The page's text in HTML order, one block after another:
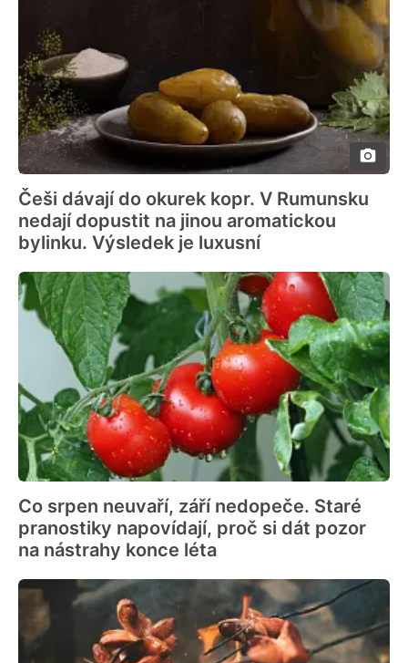
Češi dávají do okurek kopr. V Rumunsku
nedají dopustit na jinou aromatickou
bylinku. Výsledek je luxusní
Co srpen neuvaří, září nedopeče. Staré
pranostiky napovídají, proč si dát pozor
na nástrahy konce léta